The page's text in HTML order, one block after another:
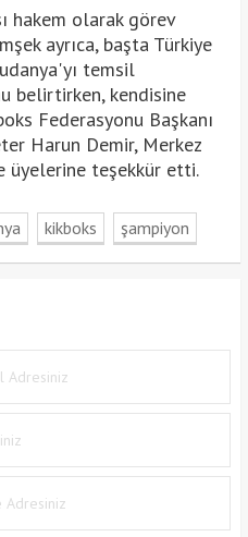
hakem olarak görev
ayrıca, başta Türkiye
temsil
belirtirken, kendisine
Federasyonu Başkanı
Harun Demir, Merkez
üyelerine teşekkür etti.
kikboks şampiyon